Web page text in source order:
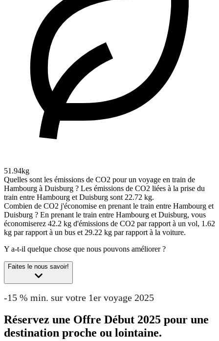
51.94kg
Quelles sont les émissions de CO2 pour un voyage en train de
Hambourg à Duisburg ? Les émissions de CO2 liées à la prise du
train entre Hambourg et Duisburg sont 22.72 kg.
Combien de CO2 j'économise en prenant le train entre Hambourg et
Duisburg ? En prenant le train entre Hambourg et Duisburg, vous
économiserez 42.2 kg d'émissions de CO2 par rapport à un vol, 1.62
kg par rapport à un bus et 29.22 kg par rapport à la voiture.
Y a-t-il quelque chose que nous pouvons améliorer ?
Faites le nous savoir!
-15 % min. sur votre 1er voyage 2025
Réservez une Offre Début 2025 pour une
destination proche ou lointaine.